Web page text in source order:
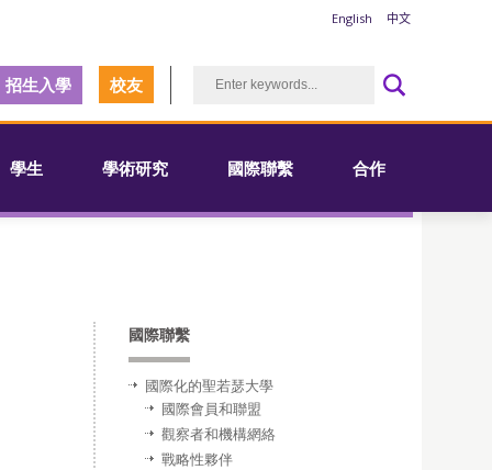
English 中文
招生入學 校友
學生 學術研究 國際聯繫 合作
國際聯繫
國際化的聖若瑟大學
國際會員和聯盟
觀察者和機構網絡
戰略性夥伴